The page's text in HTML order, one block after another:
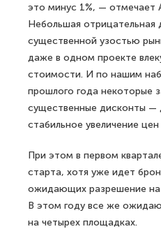
это минус 1%, — отмечает
Небольшая отрицательная
существенной узостью
даже в одном проекте
стоимости. И по нашим
прошлого года некоторые
существенные дисконты —
стабильное увеличение
При этом в первом
старта, хотя уже идет
ожидающих разрешение на
В этом году все же
на четырех площадках.